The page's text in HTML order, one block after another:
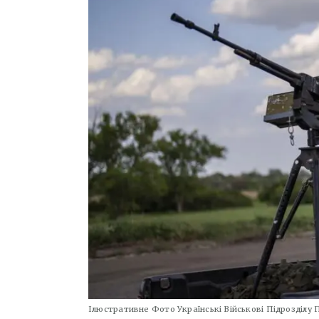
Ілюстративне Фото Українські Військові